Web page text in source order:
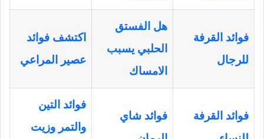
فوائد القرفة
للرجال
هل الفستق
الحلبي يسبب
الامساك
اكتشف فوائد
عصير المراعي
فوائد القرفة
فوائد شاي
فوائد التين
والتمر وزيت